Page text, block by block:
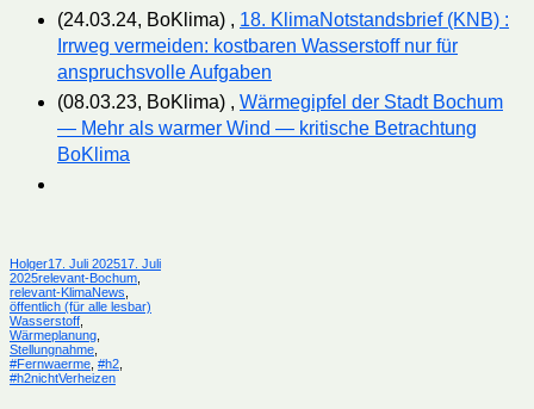
(24.03.24, BoKlima) , 18. KlimaNotstandsbrief (KNB) :
Irrweg vermeiden: kostbaren Wasserstoff nur für
anspruchsvolle Aufgaben
(08.03.23, BoKlima) , Wärmegipfel der Stadt Bochum
— Mehr als warmer Wind — kritische Betrachtung
BoKlima
Autor
HolgerVeröffentlicht
am
17. Juli 202517. Juli
2025Kategorien
relevant-Bochum
relevant-KlimaNews
öffentlich (für alle lesbar)
Wasserstoff
Wärmeplanung
Stellungnahme
#Fernwaerme #h2
#h2nichtVerheizen